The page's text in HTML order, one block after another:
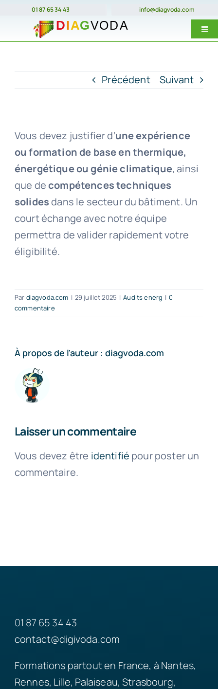
contenu
E-
Contact
01 87 65 34 43 info@diagvoda.com
Précédent Suivant
Vous devez justifier d’une expérience
ou formation de base en thermique,
énergétique ou génie climatique, ainsi
que decompétences techniques
solidesdans le secteur du bâtiment. Un
court échange avec notre équipe
permettra de valider rapidement votre
éligibilité.
Par diagvoda.com | 29 juillet 2025 | Audits energ | 0
commentaire
À propos de l'auteur : diagvoda.com
Laisser un commentaire
Vous devez être identifié pour poster un
commentaire.
01 87 65 34 43
contact@digivoda.com
Formations partout en France, à Nantes,
Rennes, Lille, Palaiseau, Strasbourg,